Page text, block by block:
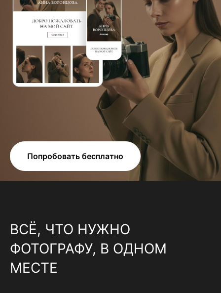
Попробовать бесплатно
ВСЁ, ЧТО НУЖНО
ФОТОГРАФУ, В ОДНОМ
МЕСТЕ